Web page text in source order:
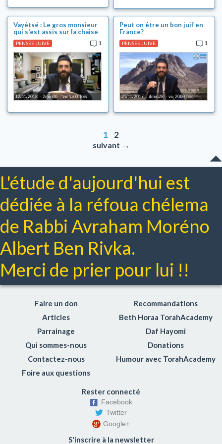
Vayétsé : Le gros monsieur
qui s'est assis sur la chaise
1
PENSÉE JUIVE
12/11/2018 2min06 vu 1103 fois
Peut on être un bon juif en
France?
1
PENSÉE JUIVE
21/11/2017 4min28 vu 2060 fois
1 2
suivant →
L'étude d'aujourd'hui est
dédiée à la réfoua chélema
de Rabbi Avraham Moréno
Albert Ben Rivka.
Merci de prier pour lui !!
Faire un don
Articles
Parrainage
Qui sommes-nous
Contactez-nous
Foire aux questions
Recommandations
Beth Horaa TorahAcademy
Daf Hayomi
Donations
Humour avec TorahAcademy
Rester connecté
Facebook
Twitter
Google+
S'inscrire à la newsletter